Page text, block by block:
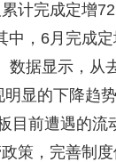
计完成定增
，6月完成
据显示，从
显的下降趋
目前遭遇的流
策，完善制度